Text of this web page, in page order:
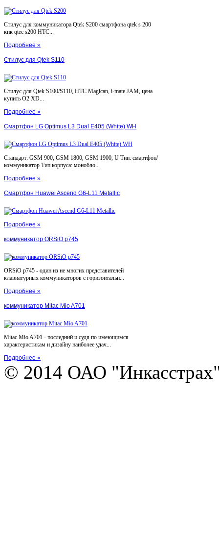
Стилус для коммуникатора Qtek S200 смартфона qtek s 200
кпк qtec s200 HTC...
Подробнее »
Стилус для Qtek S110
Стилус для Qtek S100/S110, HTC Magican, i-mate JAM, цена
купить O2 XD...
Подробнее »
Смартфон LG Optimus L3 Dual E405 (White) WH
Стандарт: GSM 900, GSM 1800, GSM 1900, U Тип: смартфон/
коммуникатор Тип корпуса: монобло...
Подробнее »
Смартфон Huawei Ascend G6-L11 Metallic
Подробнее »
коммуникатор ORSiO p745
ORSiO p745 - один из не многих представителей
клавиатурных коммуникаторов с горизонтальн...
Подробнее »
коммуникатор Mitac Mio A701
Mitac Mio A701 - последний и судя по имеющимся
характеристикам и дизайну наиболее удач...
Подробнее »
© 2014 ОАО